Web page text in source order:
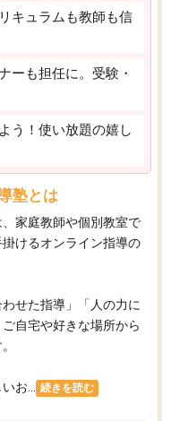
キュラムも教師も信
ーも担任に。受験・
う！使い放題の嬉し
塾とは
家庭教師や個別教室で
けるオンライン指導の
せた指導」「人の力に
自宅や好きな場所から
お... 続きを読む